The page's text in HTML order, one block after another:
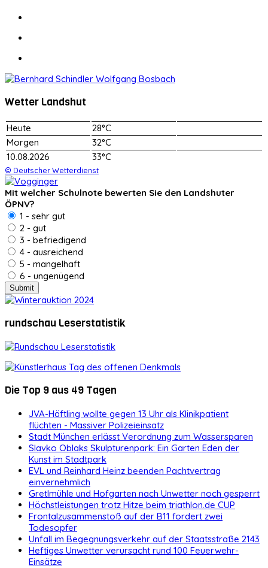
Wetter Landshut
Heute
28°C
Morgen
32°C
10.08.2026
33°C
© Deutscher Wetterdienst
Mit welcher Schulnote bewerten Sie den Landshuter
ÖPNV?
1 - sehr gut
2 - gut
3 - befriedigend
4 - ausreichend
5 - mangelhaft
6 - ungenügend
rundschau Leserstatistik
Die Top 9 aus 49 Tagen
JVA-Häftling wollte gegen 13 Uhr als Klinikpatient
flüchten - Massiver Polizeieinsatz
Stadt München erlässt Verordnung zum Wassersparen
Slavko Oblaks Skulpturenpark: Ein Garten Eden der
Kunst im Stadtpark
EVL und Reinhard Heinz beenden Pachtvertrag
einvernehmlich
Gretlmühle und Hofgarten nach Unwetter noch gesperrt
Höchstleistungen trotz Hitze beim triathlon.de CUP
Frontalzusammenstoß auf der B11 fordert zwei
Todesopfer
Unfall im Begegnungsverkehr auf der Staatsstraße 2143
Heftiges Unwetter verursacht rund 100 Feuerwehr-
Einsätze